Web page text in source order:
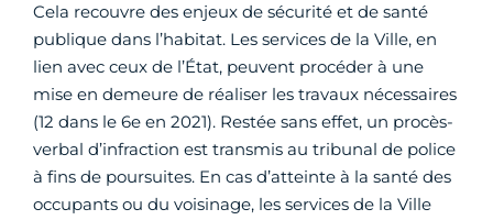
Cela recouvre des enjeux de sécurité et de santé
publique dans l’habitat. Les services de la Ville, en
lien avec ceux de l’État, peuvent procéder à une
mise en demeure de réaliser les travaux nécessaires
(12 dans le 6e en 2021). Restée sans effet, un procès-
verbal d’infraction est transmis au tribunal de police
à fins de poursuites. En cas d’atteinte à la santé des
occupants ou du voisinage, les services de la Ville